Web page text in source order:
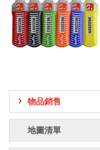
物品銷售
地圖清單